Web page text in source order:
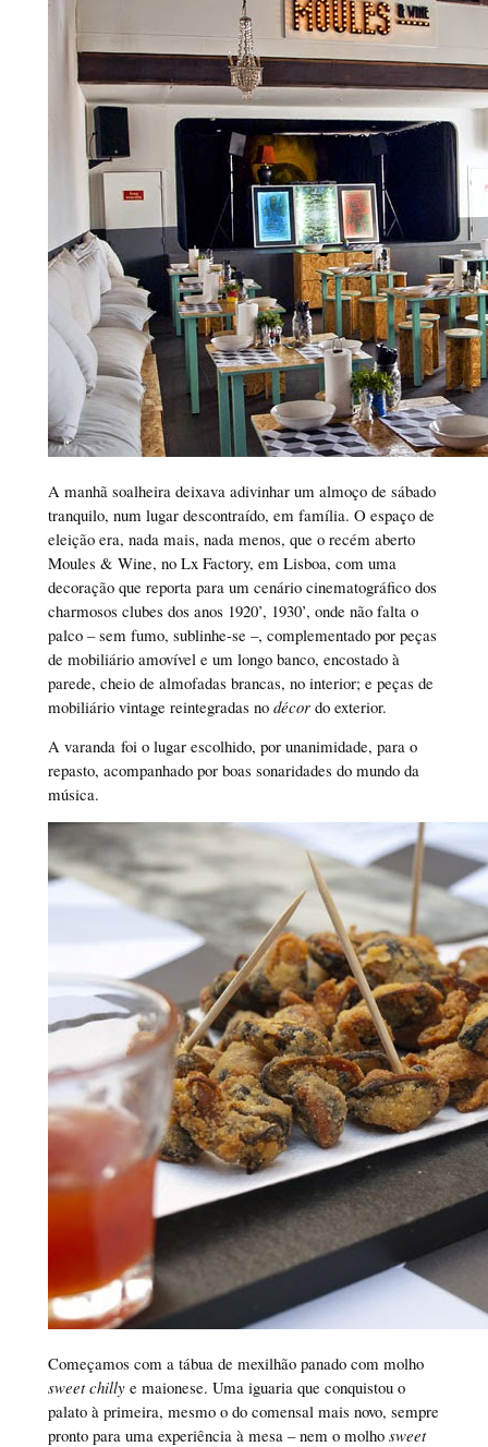
A manhã soalheira deixava adivinhar um almoço de sábado
tranquilo, num lugar descontraído, em família. O espaço de
eleição era, nada mais, nada menos, que o recém aberto
Moules & Wine, no Lx Factory, em Lisboa, com uma
decoração que reporta para um cenário cinematográfico dos
charmosos clubes dos anos 1920’, 1930’, onde não falta o
palco – sem fumo, sublinhe-se –, complementado por peças
de mobiliário amovível e um longo banco, encostado à
parede, cheio de almofadas brancas, no interior; e peças de
mobiliário vintage reintegradas no décordo exterior.
A varanda foi o lugar escolhido, por unanimidade, para o
repasto, acompanhado por boas sonaridades do mundo da
música.
Começamos com a tábua de mexilhão panado com molho
sweet chillye maionese. Uma iguaria que conquistou o
palato à primeira, mesmo o do comensal mais novo, sempre
pronto para uma experiência à mesa – nem o molho sweet